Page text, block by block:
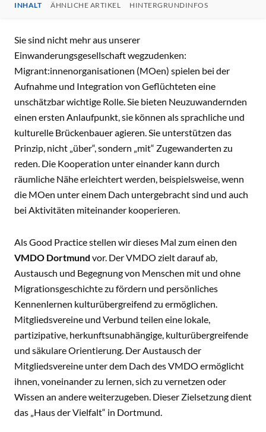
INHALT ÄHNLICHE ARTIKEL HINTERGRUNDINFOS
INHALT
Sie sind nicht mehr aus unserer
Einwanderungsgesellschaft wegzudenken:
Migrant:innenorganisationen (MOen) spielen bei der
Aufnahme und Integration von Geflüchteten eine
unschätzbar wichtige Rolle. Sie bieten Neuzuwandernden
einen ersten Anlaufpunkt, sie können als sprachliche und
kulturelle Brückenbauer agieren. Sie unterstützen das
Prinzip, nicht „über“, sondern „mit“ Zugewanderten zu
reden. Die Kooperation unter einander kann durch
räumliche Nähe erleichtert werden, beispielsweise, wenn
die MOen unter einem Dach untergebracht sind und auch
bei Aktivitäten miteinander kooperieren.
Als Good Practice stellen wir dieses Mal zum einen den
VMDO Dortmund vor. Der VMDO zielt darauf ab,
Austausch und Begegnung von Menschen mit und ohne
Migrationsgeschichte zu fördern und persönliches
Kennenlernen kulturübergreifend zu ermöglichen.
Mitgliedsvereine und Verbund teilen eine lokale,
partizipative, herkunftsunabhängige, kulturübergreifende
und säkulare Orientierung. Der Austausch der
Mitgliedsvereine unter dem Dach des VMDO ermöglicht
ihnen, voneinander zu lernen, sich zu vernetzen oder
Wissen an andere weiterzugeben. Dieser Zielsetzung dient
das „Haus der Vielfalt“ in Dortmund.